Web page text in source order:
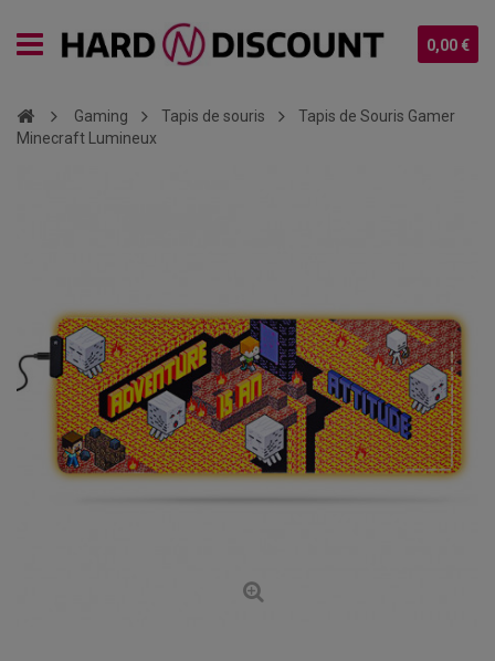
0,00 €
Gaming Tapis de souris
Tapis de Souris Gamer
Minecraft Lumineux